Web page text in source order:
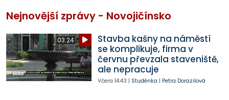
Nejnovější zprávy - Novojičínsko
03:24
Stavba kašny na náměstí
se komplikuje, firma v
červnu převzala staveniště,
ale nepracuje
Včera 14:43 | Studénka | Petra Dorazilová